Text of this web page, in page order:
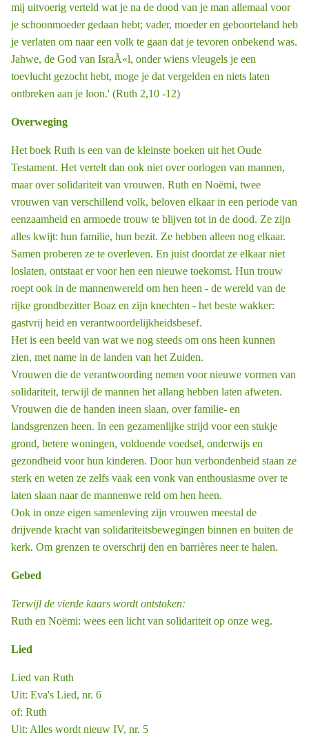
mij uitvoerig verteld wat je na de dood van je man allemaal voor
je schoonmoeder gedaan hebt; vader, moeder en geboorteland heb
je verlaten om naar een volk te gaan dat je tevoren onbekend was.
Jahwe, de God van IsraÃ«l, onder wiens vleugels je een
toevlucht gezocht hebt, moge je dat vergelden en niets laten
ontbreken aan je loon.' (Ruth 2,10 -12)
Overweging
Het boek Ruth is een van de kleinste boeken uit het Oude
Testament. Het vertelt dan ook niet over oorlogen van mannen,
maar over solidariteit van vrouwen. Ruth en Noëmi, twee
vrouwen van verschillend volk, beloven elkaar in een periode van
eenzaamheid en armoede trouw te blijven tot in de dood. Ze zijn
alles kwijt: hun familie, hun bezit. Ze hebben alleen nog elkaar.
Samen proberen ze te overleven. En juist doordat ze elkaar niet
loslaten, ontstaat er voor hen een nieuwe toekomst. Hun trouw
roept ook in de mannenwereld om hen heen - de wereld van de
rijke grondbezitter Boaz en zijn knechten - het beste wakker:
gastvrij ­heid en verantwoordelijkheidsbesef.
Het is een beeld van wat we nog steeds om ons heen kunnen
zien, met name in de landen van het Zuiden.
Vrouwen die de verantwoording nemen voor nieuwe vormen van
solidariteit, terwijl de mannen het allang hebben laten afweten.
Vrouwen die de handen ineen slaan, over familie- en
landsgrenzen heen. In een gezamenlijke strijd voor een stukje
grond, betere woningen, voldoende voedsel, onderwijs en
gezondheid voor hun kinderen. Door hun verbondenheid staan ze
sterk en weten ze zelfs vaak een vonk van enthousiasme over te
laten slaan naar de mannenwe ­reld om hen heen.
Ook in onze eigen samenleving zijn vrouwen meestal de
drijvende kracht van solidariteitsbewegingen binnen en buiten de
kerk. Om grenzen te overschrij ­den en barrières neer te halen.
Gebed
Terwijl de vierde kaars wordt ontstoken:
Ruth en Noëmi: wees een licht van solidariteit op onze weg.
Lied
Lied van Ruth
Uit: Eva's Lied, nr. 6
of: Ruth
Uit: Alles wordt nieuw IV, nr. 5